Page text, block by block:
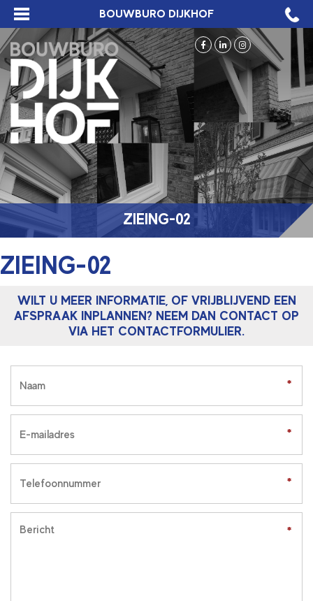
BOUWBURO DIJKHOF
ZIEING-02
ZIEING-02
WILT U MEER INFORMATIE, OF VRIJBLIJVEND EEN
AFSPRAAK INPLANNEN? NEEM DAN CONTACT OP
VIA HET CONTACTFORMULIER.
*
*
*
*
*
*
*
*